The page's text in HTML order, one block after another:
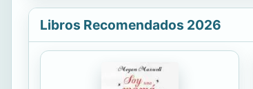
Libros Recomendados 2026